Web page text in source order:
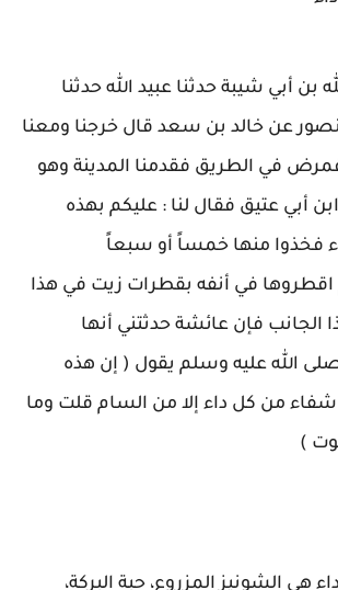
بن أبي شيبة حدثنا عبيد الله حدثنا
عن خالد بن سعد قال خرجنا ومعنا
في الطريق فقدمنا المدينة وهو
أبي عتيق فقال لنا : عليكم بهذه
فخذوا منها خمساً أو سبعاً
في أنفه بقطرات زيت في هذا
الجانب فإن عائشة حدثتني أنها
الله عليه وسلم يقول ( إن هذه
شفاء من كل داء إلا من السام قلت وما
)
هي الشونيز المزروع، حبة البركة،